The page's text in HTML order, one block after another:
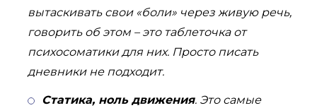
вытаскивать свои «боли» через живую речь,
говорить об этом – это таблеточка от
психосоматики для них. Просто писать
дневники не подходит.
Статика, ноль движения. Это самые